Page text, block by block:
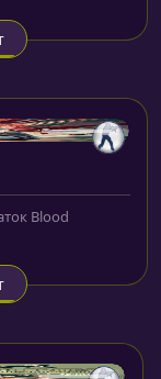
Blood